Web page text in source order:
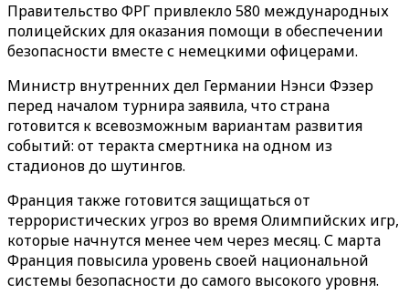
Правительство ФРГ привлекло 580 международных
полицейских для оказания помощи в обеспечении
безопасности вместе с немецкими офицерами.
Министр внутренних дел Германии Нэнси Фэзер
перед началом турнира заявила, что страна
готовится к всевозможным вариантам развития
событий: от теракта смертника на одном из
стадионов до шутингов.
Франция также готовится защищаться от
террористических угроз во время Олимпийских игр,
которые начнутся менее чем через месяц. С марта
Франция повысила уровень своей национальной
системы безопасности до самого высокого уровня.